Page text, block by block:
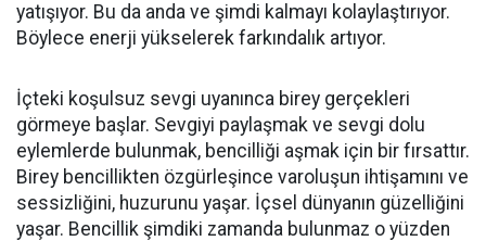
yatışıyor. Bu da anda ve şimdi kalmayı kolaylaştırıyor.
Böylece enerji yükselerek farkındalık artıyor.
İçteki koşulsuz sevgi uyanınca birey gerçekleri
görmeye başlar. Sevgiyi paylaşmak ve sevgi dolu
eylemlerde bulunmak, bencilliği aşmak için bir fırsattır.
Birey bencillikten özgürleşince varoluşun ihtişamını ve
sessizliğini, huzurunu yaşar. İçsel dünyanın güzelliğini
yaşar. Bencillik şimdiki zamanda bulunmaz o yüzden